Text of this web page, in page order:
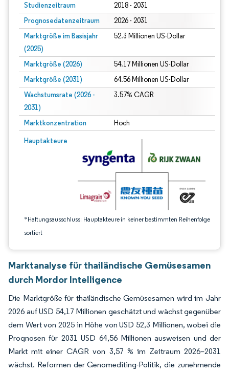
Studienzeitraum 2018 - 2031
Prognosedatenzeitraum 2026 - 2031
Marktgröße im Basisjahr
(2025)
52.3 Millionen US-Dollar
Marktgröße (2026) 54.17 Millionen US-Dollar
Marktgröße (2031) 64.56 Millionen US-Dollar
Wachstumsrate (2026 -
2031)
3.57% CAGR
Marktkonzentration Hoch
Hauptakteure
*Haftungsausschluss: Hauptakteure in keiner bestimmten Reihenfolge
sortiert
Bild © Mordor Intelligence. Wiederverwendung erfordert Namensnennung
Marktanalyse für thailändische Gemüsesamen
durch Mordor Intelligence
Die Marktgröße für thailändische Gemüsesamen wird im Jahr
2026 auf USD 54,17 Millionen geschätzt und wächst gegenüber
dem Wert von 2025 in Höhe von USD 52,3 Millionen, wobei die
Prognosen für 2031 USD 64,56 Millionen ausweisen und der
Markt mit einer CAGR von 3,57 % im Zeitraum 2026–2031
wächst. Reformen der Genomediting-Politik, die zunehmende